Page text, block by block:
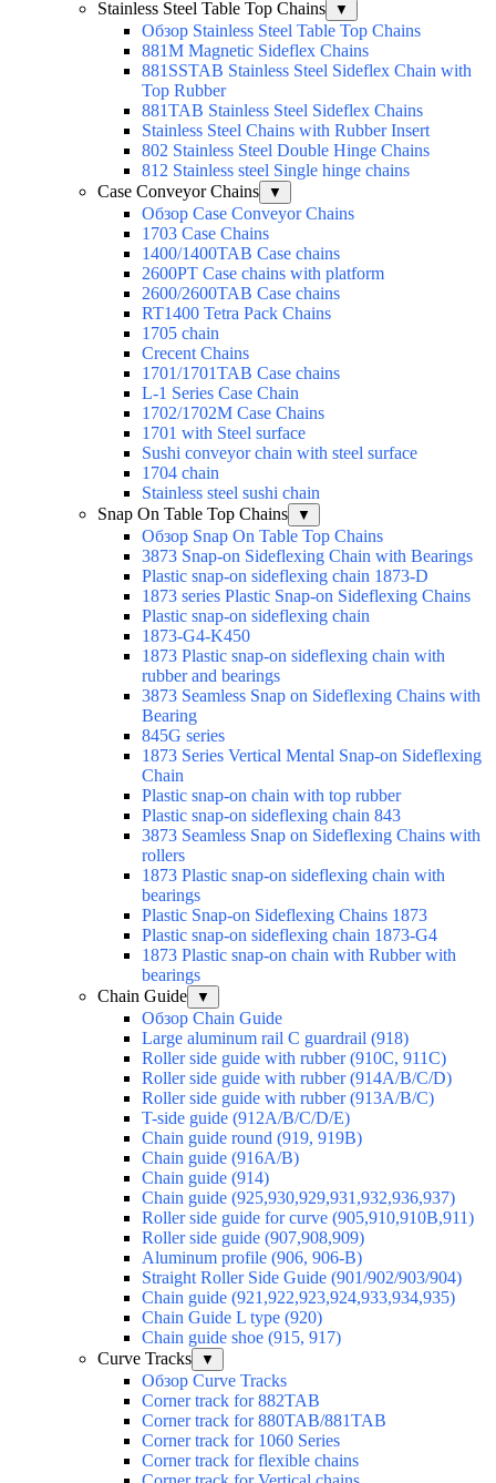
Stainless Steel Table Top Chains ▼
Обзор Stainless Steel Table Top Chains
881M Magnetic Sideflex Chains
881SSTAB Stainless Steel Sideflex Chain with
Top Rubber
881TAB Stainless Steel Sideflex Chains
Stainless Steel Chains with Rubber Insert
802 Stainless Steel Double Hinge Chains
812 Stainless steel Single hinge chains
Case Conveyor Chains
▼
Обзор Case Conveyor Chains
1703 Case Chains
1400/1400TAB Case chains
2600PT Case chains with platform
2600/2600TAB Case chains
RT1400 Tetra Pack Chains
1705 chain
Crecent Chains
1701/1701TAB Case chains
L-1 Series Case Chain
1702/1702M Case Chains
1701 with Steel surface
Sushi conveyor chain with steel surface
1704 chain
Stainless steel sushi chain
Snap On Table Top Chains
▼
Обзор Snap On Table Top Chains
3873 Snap-on Sideflexing Chain with Bearings
Plastic snap-on sideflexing chain 1873-D
1873 series Plastic Snap-on Sideflexing Chains
Plastic snap-on sideflexing chain
1873-G4-K450
1873 Plastic snap-on sideflexing chain with
rubber and bearings
3873 Seamless Snap on Sideflexing Chains with
Bearing
845G series
1873 Series Vertical Mental Snap-on Sideflexing
Chain
Plastic snap-on chain with top rubber
Plastic snap-on sideflexing chain 843
3873 Seamless Snap on Sideflexing Chains with
rollers
1873 Plastic snap-on sideflexing chain with
bearings
Plastic Snap-on Sideflexing Chains 1873
Plastic snap-on sideflexing chain 1873-G4
1873 Plastic snap-on chain with Rubber with
bearings
Chain Guide
▼
Обзор Chain Guide
Large aluminum rail C guardrail (918)
Roller side guide with rubber (910C, 911C)
Roller side guide with rubber (914A/B/C/D)
Roller side guide with rubber (913A/B/C)
T-side guide (912A/B/C/D/E)
Chain guide round (919, 919B)
Chain guide (916A/B)
Chain guide (914)
Chain guide (925,930,929,931,932,936,937)
Roller side guide for curve (905,910,910B,911)
Roller side guide (907,908,909)
Aluminum profile (906, 906-B)
Straight Roller Side Guide (901/902/903/904)
Chain guide (921,922,923,924,933,934,935)
Chain Guide L type (920)
Chain guide shoe (915, 917)
Curve Tracks
▼
Обзор Curve Tracks
Corner track for 882TAB
Corner track for 880TAB/881TAB
Corner track for 1060 Series
Corner track for flexible chains